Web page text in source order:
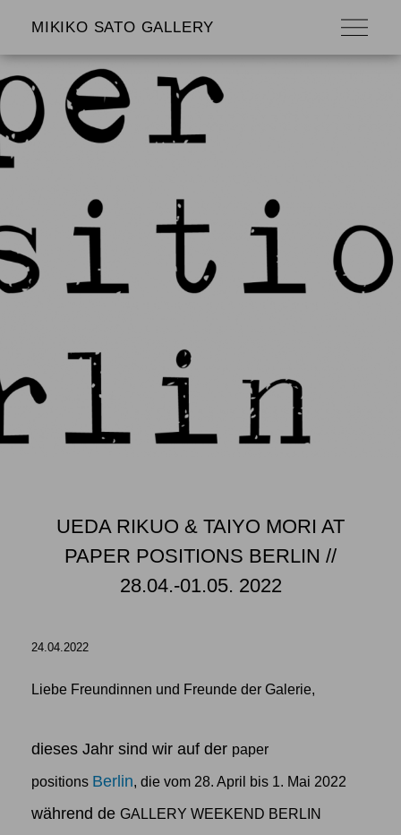
MIKIKO SATO GALLERY
UEDA RIKUO & TAIYO MORI AT
PAPER POSITIONS BERLIN //
28.04.-01.05. 2022
24.04.2022
Liebe Freundinnen und Freunde der Galerie,
dieses Jahr sind wir auf der paper
positions Berlin, die vom 28. April bis 1. Mai 2022
während de GALLERY WEEKEND BERLIN